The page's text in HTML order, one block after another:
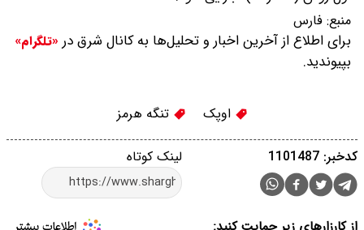
منبع: فارس
برای اطلاع از آخرین اخبار و تحلیل‌ها به کانال شرق در «تلگرام»
بپیوندید.
اوپک تنگه هرمز
لینک کوتاه کدخبر: 1101487